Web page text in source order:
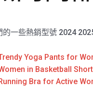
的一些熱銷型號 2024
Yoga Pants for
in Basketball
Bra for Active